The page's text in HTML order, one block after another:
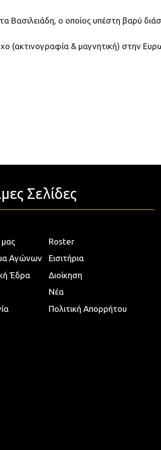
ο οποίος υπέστη βαρύ
(ακτινογραφία & μαγνητική) στην
Σελίδες
μας
Roster
Αγώνων
Εισιτήρια
Έδρα
Διοίκηση
Νέα
Πολιτική Απορρήτου